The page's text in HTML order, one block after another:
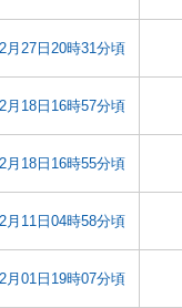
月27日20時31分頃
月18日16時57分頃
月18日16時55分頃
月11日04時58分頃
月01日19時07分頃